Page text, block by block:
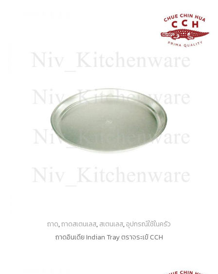
ถาด,ถาดสเตนเลส,สเตนเลส,อุปกรณ์ใช้ในครัว
ถาดอินเดีย Indian Tray ตราจระเข้ CCH